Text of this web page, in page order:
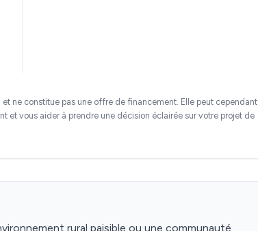
ne constitue pas une offre de financement. Elle peut cependant
et vous aider à prendre une décision éclairée sur votre projet de
rural paisible ou une communauté